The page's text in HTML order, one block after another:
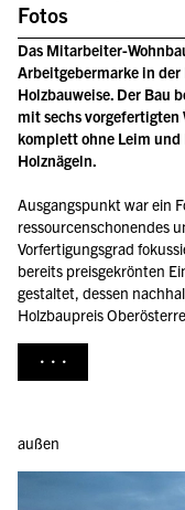
Fotos
Das Mitarbeiter-
Arbeitgebermarke in
Holzbauweise. Der Bau
mit sechs vorgefertigten
komplett ohne Leim
Holznägeln.
Ausgangspunkt war ein
ressourcenschonendes
Vorfertigungsgrad
bereits preisgekrönten
gestaltet, dessen
Holzbaupreis
...
außen